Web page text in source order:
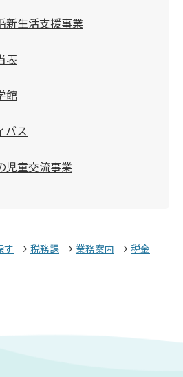
新生活支援事業
表
館
バス
児童交流事業
す 税務課 業務案内
税金